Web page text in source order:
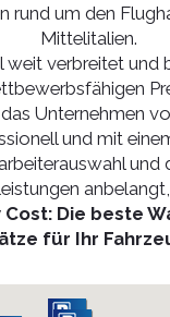
rund um den
Mittelitalien.
weit verbreitet und
Unternehmen
und mit
und
Die beste
für Ihr